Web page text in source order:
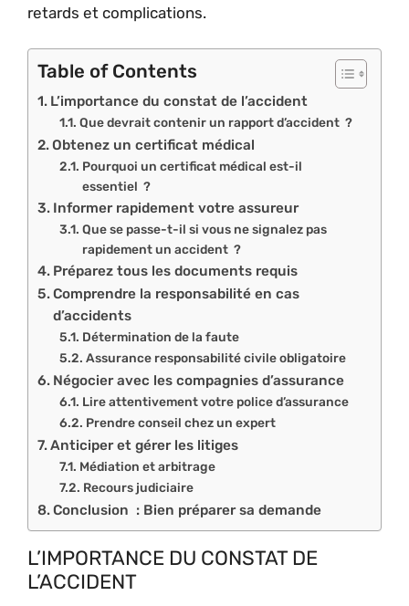
retards et complications.
Table of Contents
L’importance du constat de l’accident
Que devrait contenir un rapport d’accident ?
Obtenez un certificat médical
Pourquoi un certificat médical est-il
essentiel ?
Informer rapidement votre assureur
Que se passe-t-il si vous ne signalez pas
rapidement un accident ?
Préparez tous les documents requis
Comprendre la responsabilité en cas
d’accidents
Détermination de la faute
Assurance responsabilité civile obligatoire
Négocier avec les compagnies d’assurance
Lire attentivement votre police d’assurance
Prendre conseil chez un expert
Anticiper et gérer les litiges
Médiation et arbitrage
Recours judiciaire
Conclusion : Bien préparer sa demande
L’IMPORTANCE DU CONSTAT DE
L’ACCIDENT